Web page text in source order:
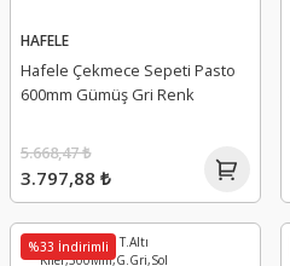
HAFELE
Hafele Çekmece Sepeti Pasto
600mm Gümüş Gri Renk
3.797,88 ₺
5.668,47 ₺
%33 İndirimli